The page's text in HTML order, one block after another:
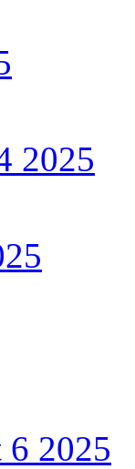
2025
2025